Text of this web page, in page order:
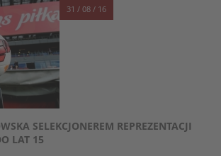
31 / 08 / 16
SELEKCJONEREM REPREZENTACJI
LAT 15